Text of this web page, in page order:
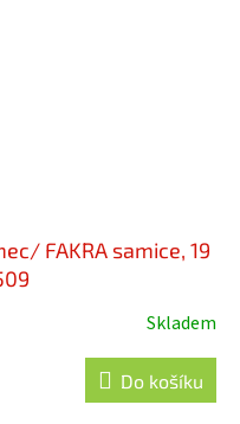
FAKRA samice, 19
Skladem
Do košíku